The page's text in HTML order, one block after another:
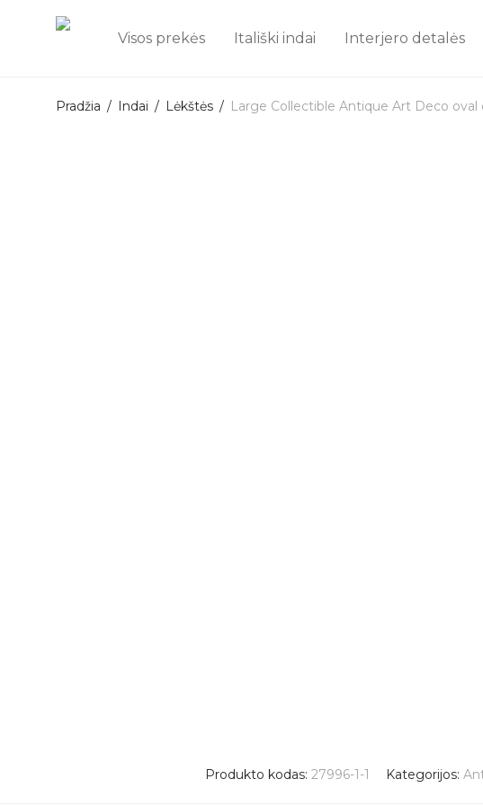
Visos prekės Itališki indai Interjero detalės
Pradžia / Indai / Lėkštės / Large Collectible Antique Art Deco
Produkto kodas: 27996-1-1 Kategorijos: